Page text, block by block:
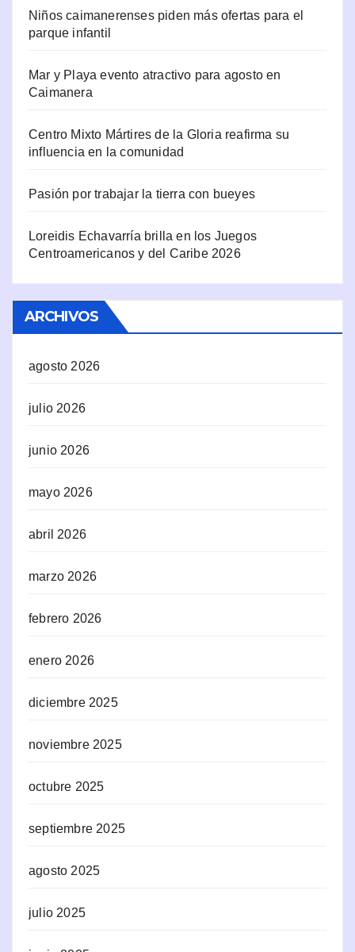
Niños caimanerenses piden más ofertas para el
parque infantil
Mar y Playa evento atractivo para agosto en
Caimanera
Centro Mixto Mártires de la Gloria reafirma su
influencia en la comunidad
Pasión por trabajar la tierra con bueyes
Loreidis Echavarría brilla en los Juegos
Centroamericanos y del Caribe 2026
ARCHIVOS
agosto 2026
julio 2026
junio 2026
mayo 2026
abril 2026
marzo 2026
febrero 2026
enero 2026
diciembre 2025
noviembre 2025
octubre 2025
septiembre 2025
agosto 2025
julio 2025